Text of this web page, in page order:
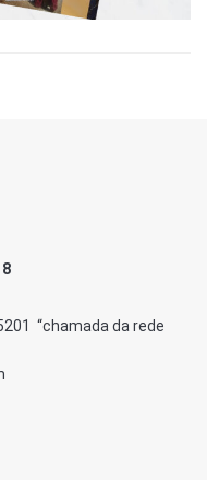
“chamada da rede